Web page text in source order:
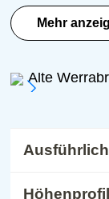
muss
Ort
die
Mehr
Höhenprofil